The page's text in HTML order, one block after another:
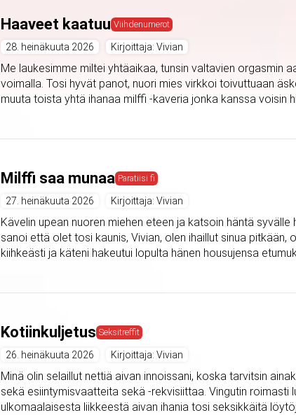
Haaveet kaatuu Viihdenumerot
28. heinäkuuta 2026 Kirjoittaja: Vivian
Me laukesimme miltei yhtäaikaa, tunsin valtavien orgasmin
voimalla. Tosi hyvät panot, nuori mies virkkoi toivuttuaan
muuta toista yhtä ihanaa milffi -kaveria jonka kanssa voisin
Milffi saa munaa Paratiisi fi
27. heinäkuuta 2026 Kirjoittaja: Vivian
Kävelin upean nuoren miehen eteen ja katsoin häntä syvälle
sanoi että olet tosi kaunis, Vivian, olen ihaillut sinua pitkään,
kiihkeästi ja käteni hakeutui lopulta hänen housujensa
Kotiinkuljetus Seksitreffit
26. heinäkuuta 2026 Kirjoittaja: Vivian
Minä olin selaillut nettiä aivan innoissani, koska tarvitsin
sekä esiintymisvaatteita sekä -rekvisiittaa. Vingutin roimasti
ulkomaalaisesta liikkeestä aivan ihania tosi seksikkäitä